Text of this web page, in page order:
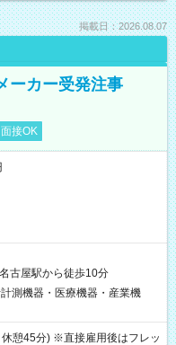
掲載日：2026.08.07
ーカー受発注事
接OK
名古屋駅から徒歩10分
測機器・医療機器・産業機
憩45分) ※直接雇用後はフレッ